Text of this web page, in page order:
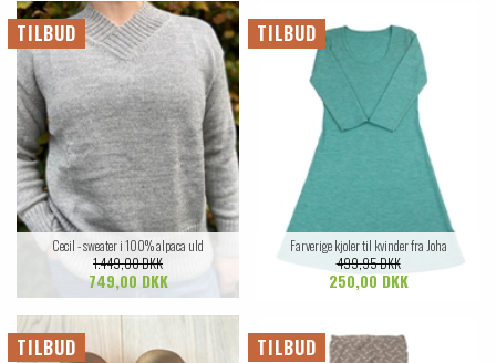
TILBUD
Cecil - sweater i 100% alpaca uld
1.449,00 DKK
749,00 DKK
TILBUD
Farverige kjoler til kvinder fra Joha
499,95 DKK
250,00 DKK
TILBUD TILBUD